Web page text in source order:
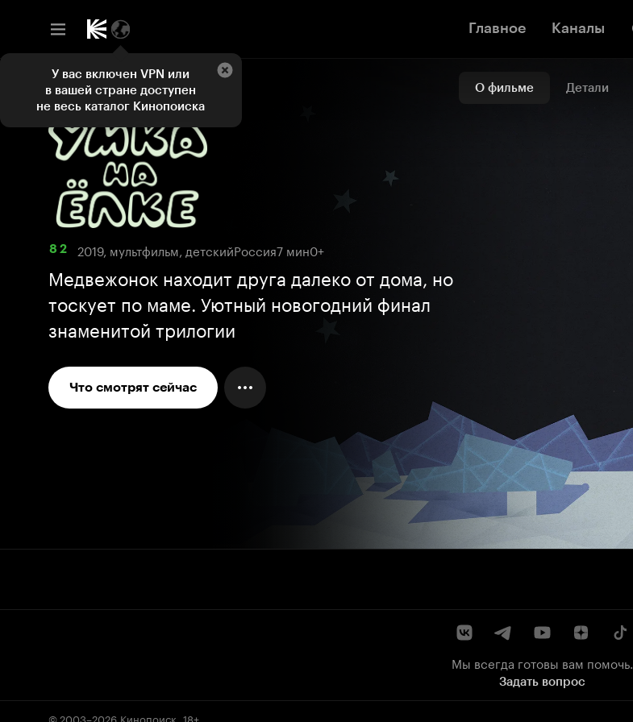
Главное Каналы
О фильме Детали
8 2 2019, мультфильм, детскийРоссия7 мин0+
Медвежонок находит друга далеко от дома, но
тоскует по маме. Уютный новогодний финал
знаменитой трилогии
Что смотрят сейчас
Мы всегда готовы вам помочь.
Задать вопрос
© 2003–2026 Кинопоиск 18+
У вас включен VPN или
в вашей стране доступен
не весь каталог Кинопоиска